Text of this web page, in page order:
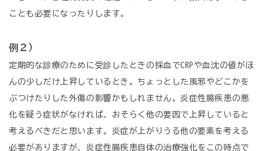
ことも必要になったりします。
例２）
定期的な診療のために受診したときの採血でCRPや血沈の値がほ
んの少しだけ上昇しているとき。ちょっとした風邪やどこかを
ぶつけたりした外傷の影響かもしれません。炎症性腸疾患の悪
化を疑う症状がなければ、おそらく他の要因で上昇していると
考えるべきだと思います。炎症が上がりうる他の要素を考える
必要がありますが、炎症性腸疾患自体の治療強化をこの時点で